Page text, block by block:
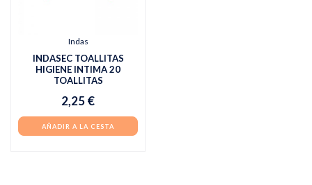
Indas
INDASEC TOALLITAS
HIGIENE INTIMA 20
TOALLITAS
2,25 €
AÑADIR A LA CESTA